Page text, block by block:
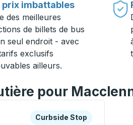
prix imbattables
des meilleures
de billets de bus
seul endroit - avec
exclusifs
ailleurs.
pour
ou la touche Tab pour en savoir
Curbside Stop
Curbside Stop